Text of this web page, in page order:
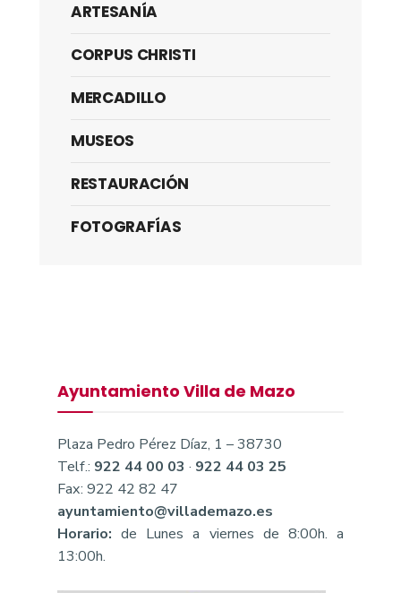
ARTESANÍA
CORPUS CHRISTI
MERCADILLO
MUSEOS
RESTAURACIÓN
FOTOGRAFÍAS
Ayuntamiento Villa de Mazo
Plaza Pedro Pérez Díaz, 1 – 38730
Telf.: 922 44 00 03 · 922 44 03 25
Fax: 922 42 82 47
ayuntamiento@villademazo.es
Horario: de Lunes a viernes de 8:00h. a
13:00h.